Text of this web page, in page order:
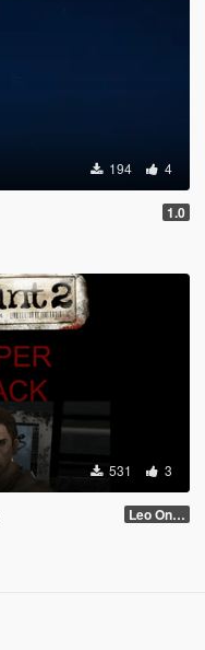
194 4
1.0
531 3
Leo Only Quotes